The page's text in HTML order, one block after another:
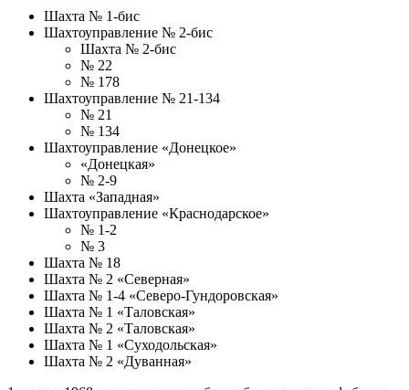
Шахта № 1-бис
Шахтоуправление № 2-бис
Шахта № 2-бис
№ 22
№ 178
Шахтоуправление № 21-134
№ 21
№ 134
Шахтоуправление «Донецкое»
«Донецкая»
№ 2-9
Шахта «Западная»
Шахтоуправление «Краснодарское»
№ 1-2
№ 3
Шахта № 18
Шахта № 2 «Северная»
Шахта № 1-4 «Северо-Гундоровская»
Шахта № 1 «Таловская»
Шахта № 2 «Таловская»
Шахта № 1 «Суходольская»
Шахта № 2 «Дуванная»